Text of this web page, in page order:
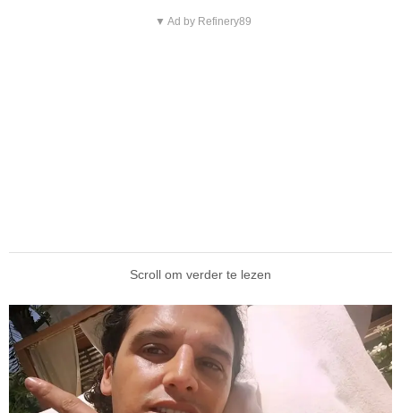
▼ Ad by Refinery89
Scroll om verder te lezen